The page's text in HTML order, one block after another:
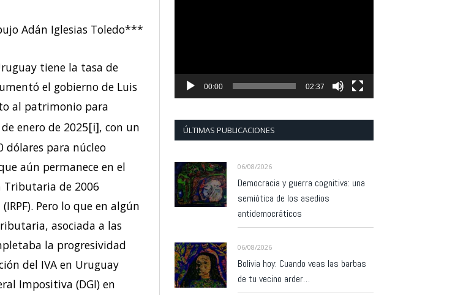
Adán Iglesias Toledo***
tiene la tasa de
el gobierno de Luis
al patrimonio para
enero de 2025[i], con un
dólares para núcleo
aún permanece en el
Tributaria de 2006
Pero lo que en algún
asociada a las
la progresividad
del IVA en Uruguay
Impositiva (DGI) en
00:00 02:37
ÚLTIMAS PUBLICACIONES
06/08/2026
Democracia y guerra cognitiva: una
semiótica de los asedios
antidemocráticos
06/08/2026
Bolivia hoy: Cuando veas las barbas
de tu vecino arder…